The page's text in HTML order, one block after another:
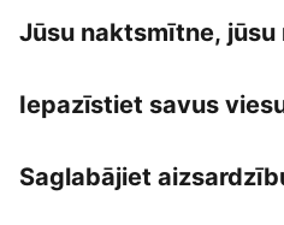
Jūsu naktsmītne, jūsu
Iepazīstiet savus
Saglabājiet